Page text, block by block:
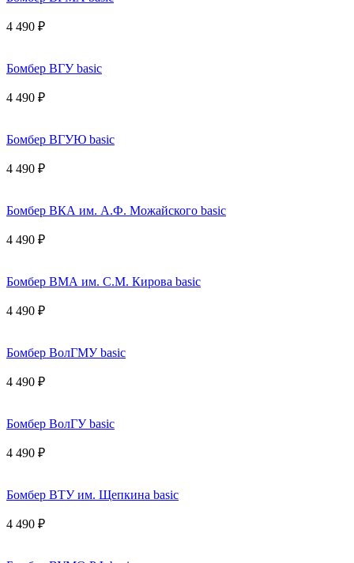
4 490 ₽
Бомбер ВГУ basic
4 490 ₽
Бомбер ВГУЮ basic
4 490 ₽
Бомбер ВКА им. А.Ф. Можайского basic
4 490 ₽
Бомбер ВМА им. С.М. Кирова basic
4 490 ₽
Бомбер ВолГМУ basic
4 490 ₽
Бомбер ВолГУ basic
4 490 ₽
Бомбер ВТУ им. Щепкина basic
4 490 ₽